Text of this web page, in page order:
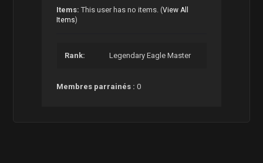
Items: This user has no items. (View All
Items)
Rank: Legendary Eagle Master
Membres parrainés :0